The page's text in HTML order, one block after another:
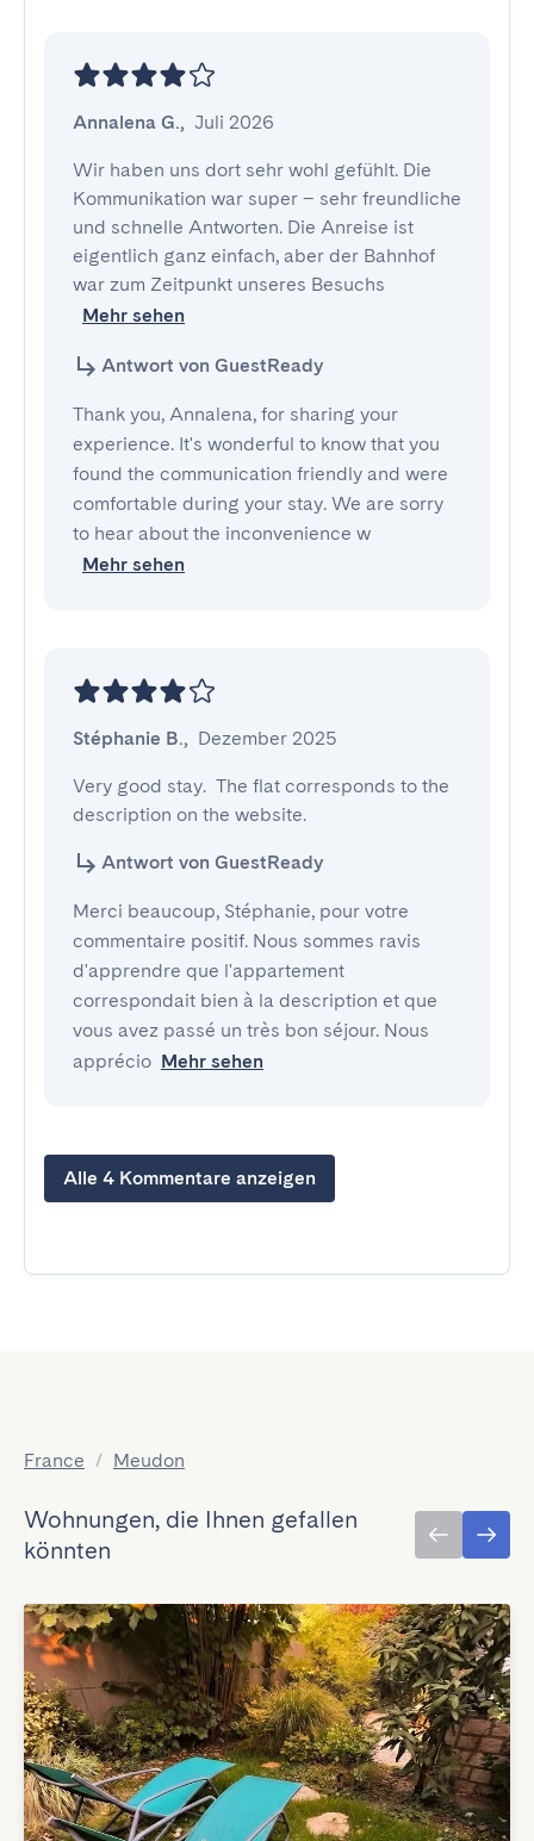
Annalena G., Juli 2026
Wir haben uns dort sehr wohl gefühlt. Die
Kommunikation war super – sehr freundliche
und schnelle Antworten. Die Anreise ist
eigentlich ganz einfach, aber der Bahnhof
war zum Zeitpunkt unseres Besuchs
Mehr sehen
Antwort von GuestReady
Thank you, Annalena, for sharing your
experience. It's wonderful to know that you
found the communication friendly and were
comfortable during your stay. We are sorry
to hear about the inconvenience w
Mehr sehen
Stéphanie B., Dezember 2025
Very good stay.  The flat corresponds to the
description on the website.
Antwort von GuestReady
Merci beaucoup, Stéphanie, pour votre
commentaire positif. Nous sommes ravis
d'apprendre que l'appartement
correspondait bien à la description et que
vous avez passé un très bon séjour. Nous
apprécio Mehr sehen
Alle 4 Kommentare anzeigen
France / Meudon
Wohnungen, die Ihnen gefallen
könnten